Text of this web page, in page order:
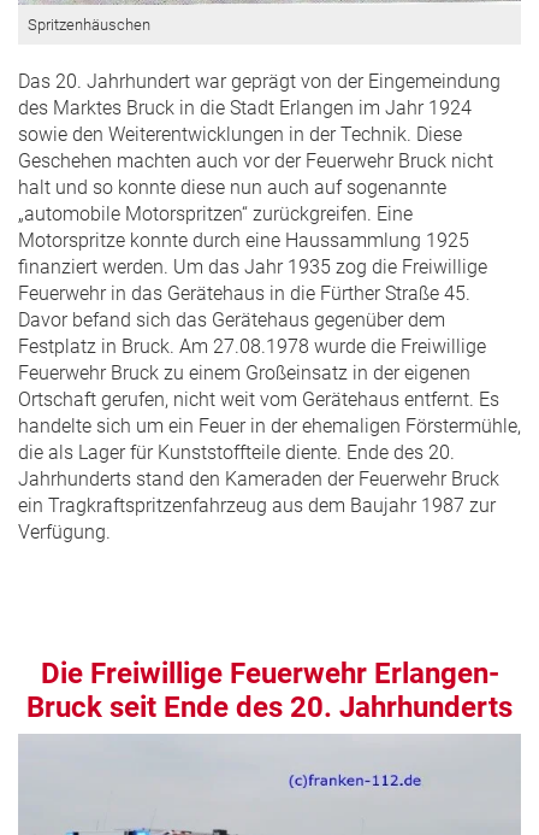
Spritzenhäuschen
Das 20. Jahrhundert war geprägt von der Eingemeindung
des Marktes Bruck in die Stadt Erlangen im Jahr 1924
sowie den Weiterentwicklungen in der Technik. Diese
Geschehen machten auch vor der Feuerwehr Bruck nicht
halt und so konnte diese nun auch auf sogenannte
„automobile Motorspritzen“ zurückgreifen. Eine
Motorspritze konnte durch eine Haussammlung 1925
finanziert werden. Um das Jahr 1935 zog die Freiwillige
Feuerwehr in das Gerätehaus in die Fürther Straße 45.
Davor befand sich das Gerätehaus gegenüber dem
Festplatz in Bruck. Am 27.08.1978 wurde die Freiwillige
Feuerwehr Bruck zu einem Großeinsatz in der eigenen
Ortschaft gerufen, nicht weit vom Gerätehaus entfernt. Es
handelte sich um ein Feuer in der ehemaligen Förstermühle,
die als Lager für Kunststoffteile diente. Ende des 20.
Jahrhunderts stand den Kameraden der Feuerwehr Bruck
ein Tragkraftspritzenfahrzeug aus dem Baujahr 1987 zur
Verfügung.
Die Freiwillige Feuerwehr Erlangen-
Bruck seit Ende des 20. Jahrhunderts